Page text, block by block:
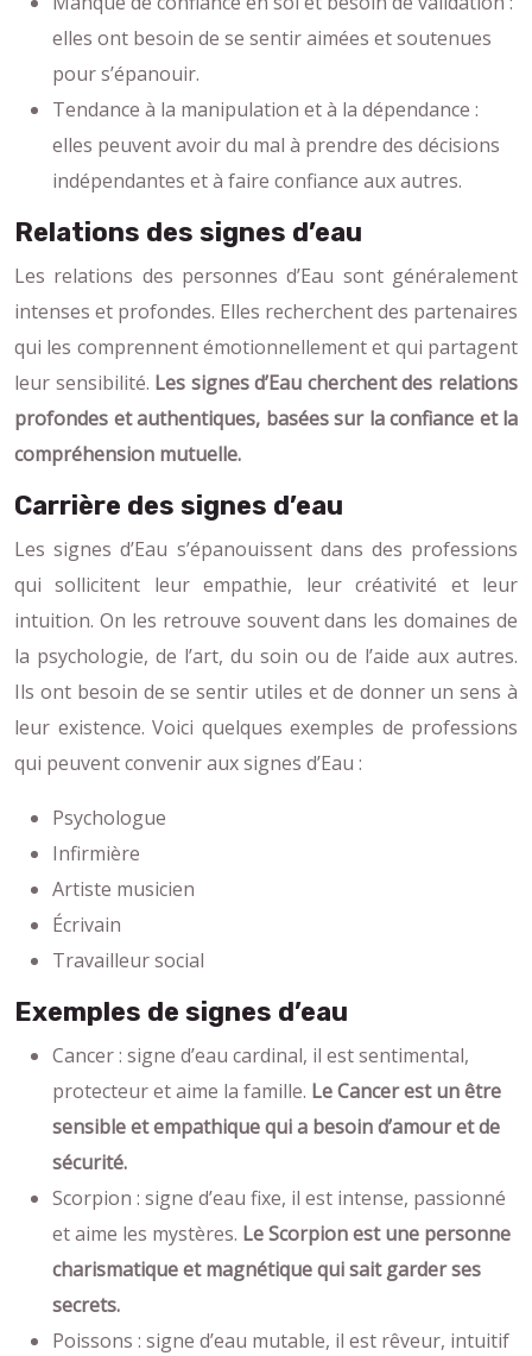
elles ont besoin de se sentir aimées et soutenues
pour s’épanouir.
Tendance à la manipulation et à la dépendance :
elles peuvent avoir du mal à prendre des décisions
indépendantes et à faire confiance aux autres.
Relations des signes d’eau
Les relations des personnes d’Eau sont généralement
intenses et profondes. Elles recherchent des partenaires
qui les comprennent émotionnellement et qui partagent
leur sensibilité. Les signes d’Eau cherchent des relations
profondes et authentiques, basées sur la confiance et la
compréhension mutuelle.
Carrière des signes d’eau
Les signes d’Eau s’épanouissent dans des professions
qui sollicitent leur empathie, leur créativité et leur
intuition. On les retrouve souvent dans les domaines de
la psychologie, de l’art, du soin ou de l’aide aux autres.
Ils ont besoin de se sentir utiles et de donner un sens à
leur existence. Voici quelques exemples de professions
qui peuvent convenir aux signes d’Eau :
Psychologue
Infirmière
Artiste musicien
Écrivain
Travailleur social
Exemples de signes d’eau
Cancer : signe d’eau cardinal, il est sentimental,
protecteur et aime la famille. Le Cancer est un être
sensible et empathique qui a besoin d’amour et de
sécurité.
Scorpion : signe d’eau fixe, il est intense, passionné
et aime les mystères. Le Scorpion est une personne
charismatique et magnétique qui sait garder ses
secrets.
Poissons : signe d’eau mutable, il est rêveur, intuitif